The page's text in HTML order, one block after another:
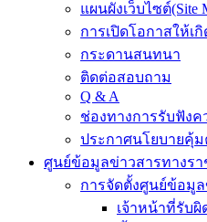
แผนผังเว็บไซต์(Site
การเปิดโอกาสให้เ
กระดานสนทนา
ติดต่อสอบถาม
Q & A
ช่องทางการรับฟังค
ประกาศนโยบายคุ้
ศูนย์ข้อมูลข่าวสารทางรา
การจัดตั้งศูนย์ข้อมู
เจ้าหน้าที่รับผิ